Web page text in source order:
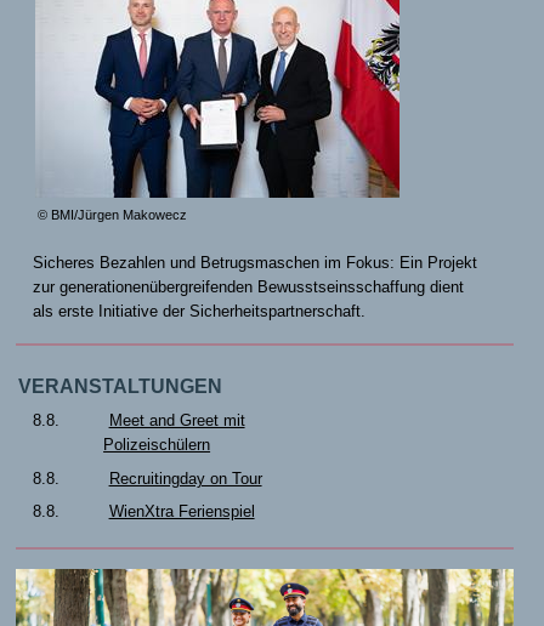
© BMI/Jürgen Makowecz
Sicheres Bezahlen und Betrugsmaschen im Fokus: Ein Projekt
zur generationenübergreifenden Bewusstseinsschaffung dient
als erste Initiative der Sicherheitspartnerschaft.
VERANSTALTUNGEN
8.8.
Meet and Greet mit
Polizeischülern
8.8.
Recruitingday on Tour
8.8.
WienXtra Ferienspiel